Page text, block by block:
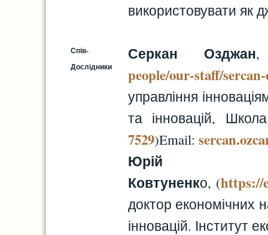
використовувати як
Спів-
Дослідники
Серкан Озджан
people/our-staff/
управління
та інновацій,
7529)Email:
Юрій
Ковтуненко, (https://
доктор економічних
інновацій. Інститут